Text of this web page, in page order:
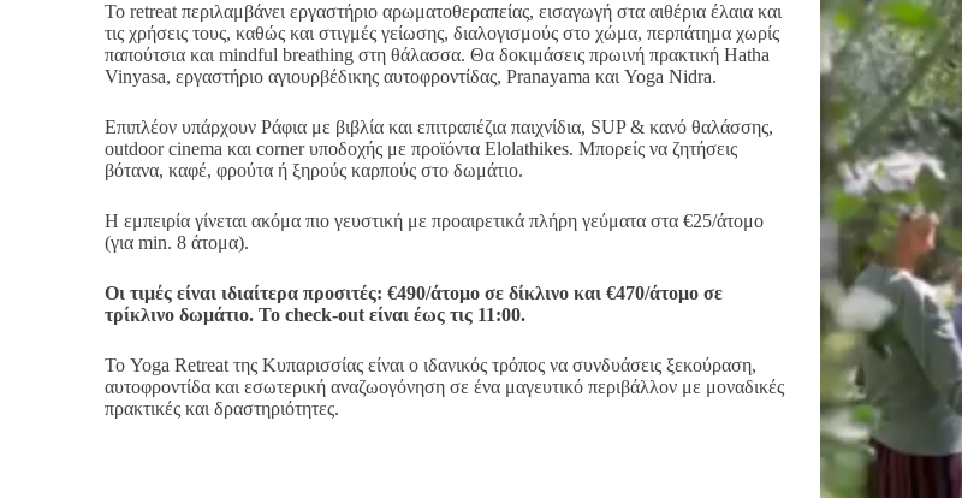
Το retreat περιλαμβάνει εργαστήριο αρωματοθεραπείας, εισαγωγή στα αιθέρια έλαια και
τις χρήσεις τους, καθώς και στιγμές γείωσης, διαλογισμούς στο χώμα, περπάτημα χωρίς
παπούτσια και mindful breathing στη θάλασσα. Θα δοκιμάσεις πρωινή πρακτική Hatha
Vinyasa, εργαστήριο αγιουρβέδικης αυτοφροντίδας, Pranayama και Yoga Nidra.
Επιπλέον υπάρχουν Ράφια με βιβλία και επιτραπέζια παιχνίδια, SUP & κανό θαλάσσης,
outdoor cinema και corner υποδοχής με προϊόντα Elolathikes. Μπορείς να ζητήσεις
βότανα, καφέ, φρούτα ή ξηρούς καρπούς στο δωμάτιο.
Η εμπειρία γίνεται ακόμα πιο γευστική με προαιρετικά πλήρη γεύματα στα €25/άτομο
(για min. 8 άτομα).
Οι τιμές είναι ιδιαίτερα προσιτές: €490/άτομο σε δίκλινο και €470/άτομο σε
τρίκλινο δωμάτιο. Το check-out είναι έως τις 11:00.
Το Yoga Retreat της Κυπαρισσίας είναι ο ιδανικός τρόπος να συνδυάσεις ξεκούραση,
αυτοφροντίδα και εσωτερική αναζωογόνηση σε ένα μαγευτικό περιβάλλον με μοναδικές
πρακτικές και δραστηριότητες.